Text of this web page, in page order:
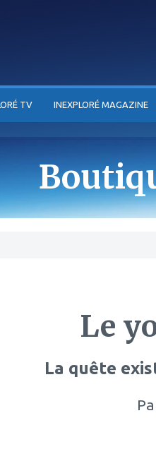
TV INEXPLORÉ MAGAZINE
Le
La quête